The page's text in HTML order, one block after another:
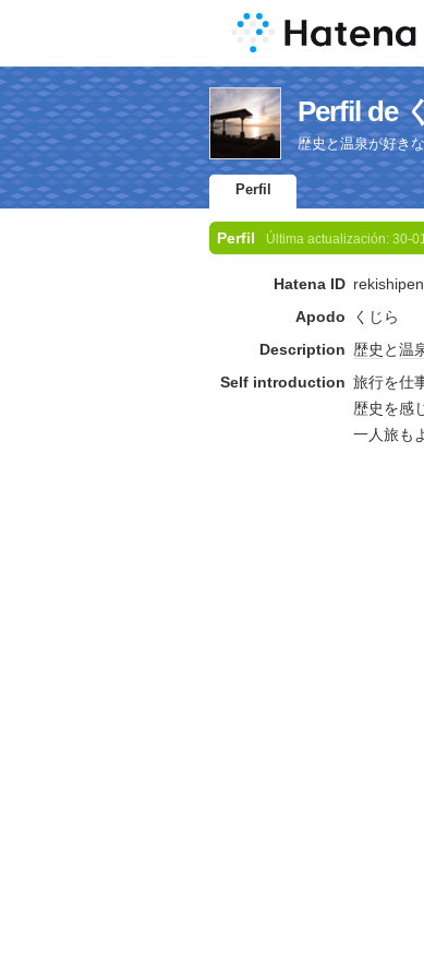
Perfil de
歴史と温泉が好き
Perfil
Perfil Última actualización: 30-
Hatena ID rekishipen
Apodo
くじら
Description 歴史 と温
Self introduction 旅行を仕
歴史を感
一人旅も